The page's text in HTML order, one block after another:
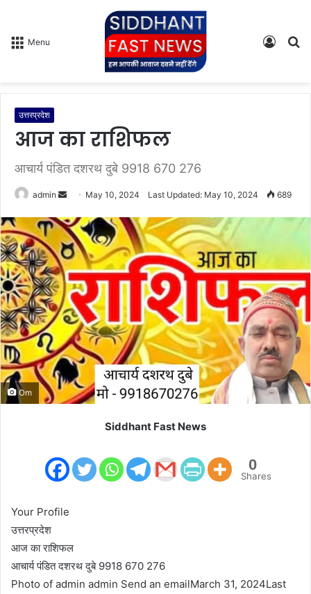
Menu
Log
उत्तरप्रदेश
आज का राशिफल
आचार्य पंडित दशरथ दुबे 9918 670 276
admin
n
d
a
n
e
m
a
i
l
May 10, 2024 Last Updated: May 10, 2024 689
Om
Siddhant Fast News
0
Shares
Your Profile
उत्तरप्रदेश
आज का राशिफल
आचार्य पंडित दशरथ दुबे 9918 670 276
Photo of admin admin Send an emailMarch 31, 2024Last